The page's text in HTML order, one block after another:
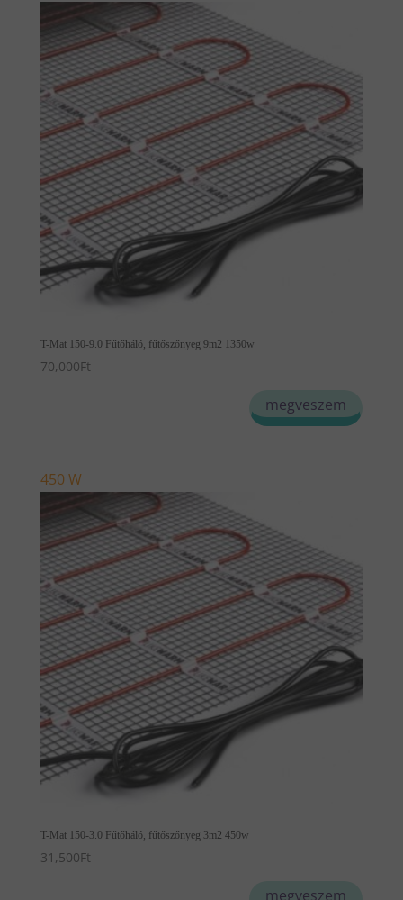
T-Mat 150-9.0 Fűtőháló, fűtőszőnyeg 9m2 1350w
70,000Ft
megveszem
450 W
T-Mat 150-3.0 Fűtőháló, fűtőszőnyeg 3m2 450w
31,500Ft
megveszem